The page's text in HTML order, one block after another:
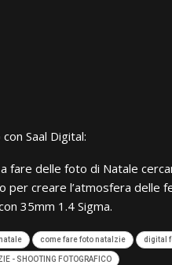
Saal Digital:
fare delle foto di Natale
per creare l’atmosfera delle
35mm 1.4 Sigma.
come fare foto natalzie digital
- SHOOTING FOTOGRAFICO